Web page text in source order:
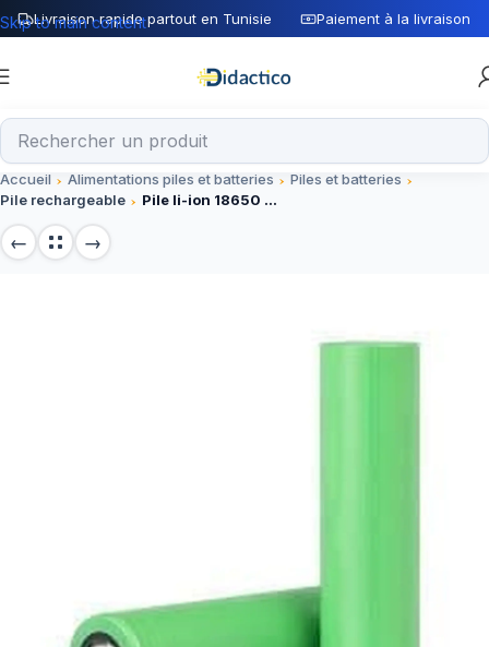
Livraison rapide partout en Tunisie Paiement à la livraison
Skip to main content
Accueil Alimentations piles et batteries
Piles et batteries
Pile rechargeable
Pile li-ion 18650 Rechargeable – 3000mAh